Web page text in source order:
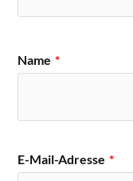
Name *
E-Mail-Adresse *